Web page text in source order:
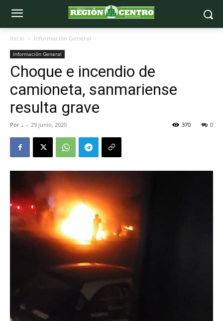
Inicio Información General
Información General
Choque e incendio de
camioneta, sanmariense
resulta grave
Por . - 29 junio, 2020 0
370